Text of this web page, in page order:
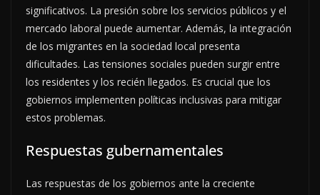
significativos. La presión sobre los servicios públicos y el
mercado laboral puede aumentar. Además, la integración
de los migrantes en la sociedad local presenta
dificultades. Las tensiones sociales pueden surgir entre
los residentes y los recién llegados. Es crucial que los
gobiernos implementen políticas inclusivas para mitigar
estos problemas.
Respuestas gubernamentales
Las respuestas de los gobiernos ante la creciente